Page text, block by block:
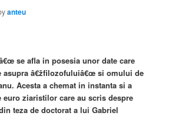
anteu
se afla in posesia unor date care
asupra â€žfilozofuluiâ€œ si omului de
Acesta a chemat in instanta si a
euro ziaristilor care au scris despre
teza de doctorat a lui Gabriel